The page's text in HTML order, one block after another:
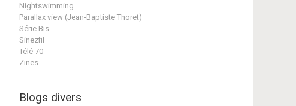
Nightswimming
Parallax view (Jean-Baptiste Thoret)
Série Bis
Sinezfil
Télé 70
Zines
Blogs divers